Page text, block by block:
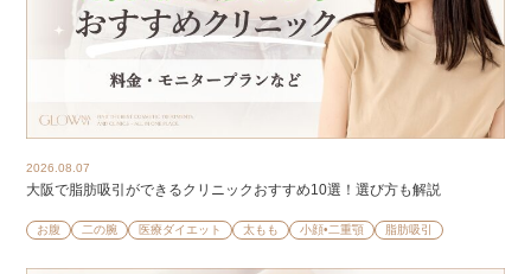
2026.08.07
大阪で脂肪吸引ができるクリニックおすすめ10選！選び方も解説
お腹 二の腕 医療ダイエット 太もも 小顔•二重顎 脂肪吸引